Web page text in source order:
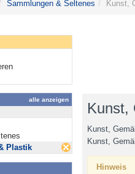
Sammlungen & Seltenes / Kunst,
alle anzeigen
Plastik
Kunst,
Kunst,
Kunst,
Hinweis